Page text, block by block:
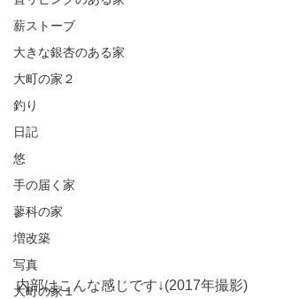
薪ストーブ
大きな銀杏のある家
大町の家２
釣り
日記
悠
手の届く家
蓼科の家
増改築
写真
大町の家１
内部はこんな感じです↓(2017年撮影)